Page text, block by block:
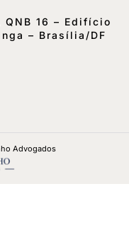
16 – Edifício
– Brasília/DF
Advogados